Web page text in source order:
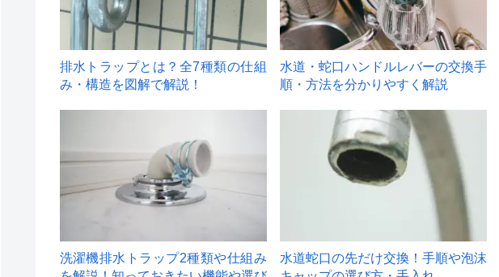
排水トラップとは？全7種類の仕組
み・構造を図解で解説！
水道・蛇口ハンドルレバーの交換手
順・方法を分かりやすく解説
洗濯機排水トラップ2種類や仕組み
水道蛇口の先だけ交換！手順や泡沫